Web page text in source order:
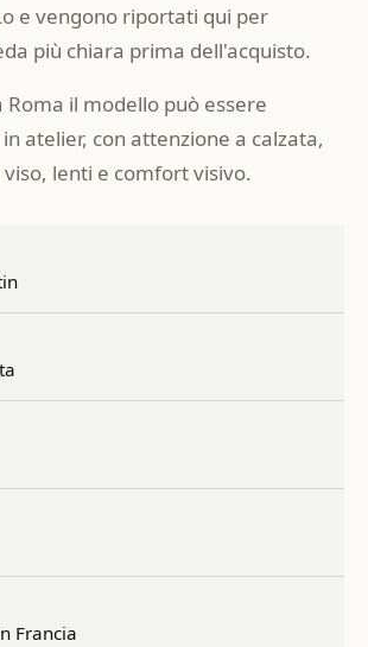
e vengono riportati qui per
più chiara prima dell'acquisto.
Roma il modello può essere
atelier, con attenzione a calzata,
lenti e comfort visivo.
Francia